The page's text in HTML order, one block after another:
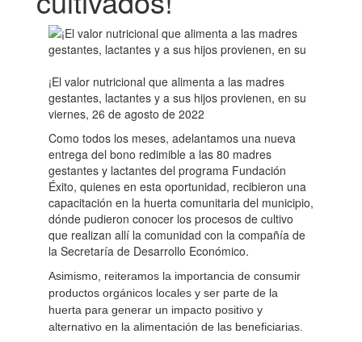
¡El valor nutricional que alimenta a las madres
gestantes, lactantes y a sus hijos provienen, en su
viernes, 26 de agosto de 2022
Como todos los meses, adelantamos una nueva
entrega del bono redimible a las 80 madres
gestantes y lactantes del programa Fundación
Éxito, quienes en esta oportunidad, recibieron una
capacitación en la huerta comunitaria del municipio,
dónde pudieron conocer los procesos de cultivo
que realizan allí la comunidad con la compañía de
la Secretaría de Desarrollo Económico.
Asimismo, reiteramos la importancia de consumir
productos orgánicos locales y ser parte de la
huerta para generar un impacto positivo y
alternativo en la alimentación de las beneficiarias.